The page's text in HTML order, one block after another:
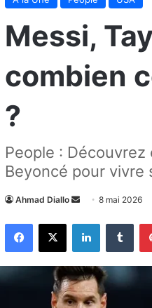
Messi,
combien
?
People :
Beyoncé pour vivre
Ahmad Diallo
Envoyer
courriel
8 mai 2026
Facebook
X Linkedin